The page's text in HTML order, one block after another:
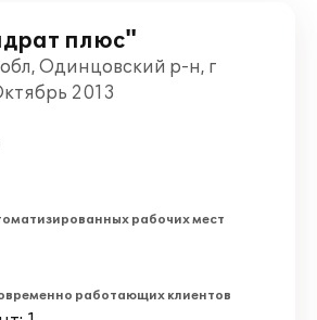
плюс"
Одинцовский р-н, г
2013
рабочих мест
работающих клиентов